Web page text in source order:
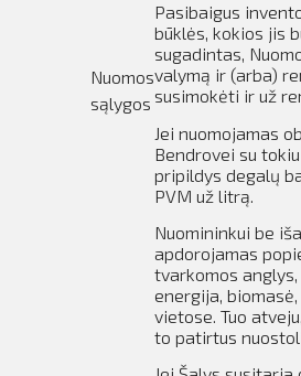
Nuomos
sąlygos
Pasibaigus
būklės, kokios jis
sugadintas,
valymą ir (arba)
susimokėti ir už
Jei nuomojamas
Bendrovei su
pripildys degalų
PVM už litrą.
Nuomininkui be
apdorojamas
tvarkomos
energija,
vietose. Tuo
to patirtus